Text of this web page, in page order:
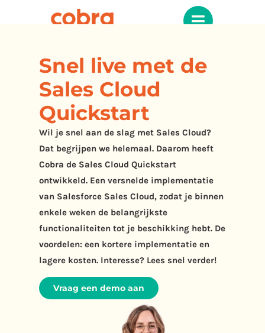
Snel live met de
Sales Cloud
Quickstart
Wil je snel aan de slag met Sales Cloud?
Dat begrijpen we helemaal. Daarom heeft
Cobra de Sales Cloud Quickstart
ontwikkeld. Een versnelde implementatie
van Salesforce Sales Cloud, zodat je binnen
enkele weken de belangrijkste
functionaliteiten tot je beschikking hebt. De
voordelen: een kortere implementatie en
lagere kosten. Interesse? Lees snel verder!
Vraag een demo aan